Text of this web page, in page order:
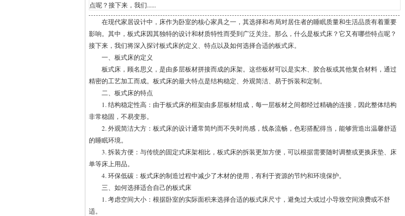
点呢？接下来，我们......
在现代家居设计中，床作为卧室的核心家具之一，其选择和布局对居住者的睡眠质量和生活品质有着重要
影响。其中，板式床因其独特的设计和材质特性而受到广泛关注。那么，什么是板式床？它又有哪些特点呢？
接下来，我们将深入探讨板式床的定义、特点以及如何选择合适的板式床。
一、板式床的定义
板式床，顾名思义，是由多层板材拼接而成的床架。这些板材可以是实木、胶合板或其他复合材料，通过
精密的工艺加工而成。板式床的最大特点是结构稳定、外观简洁、易于拆装和定制。
二、板式床的特点
1. 结构稳定性高：由于板式床的框架由多层板材组成，每一层板材之间都经过精确的连接，因此整体结构
非常稳固，不易变形。
2. 外观简洁大方：板式床的设计通常简约而不失时尚感，线条流畅，色彩搭配得当，能够营造出温馨舒适
的睡眠环境。
3. 拆装方便：与传统的固定式床架相比，板式床的拆装更加方便，可以根据需要随时调整或更换床垫、床
单等床上用品。
4. 环保低碳：板式床的制造过程中减少了木材的使用，有利于资源的节约和环境保护。
三、如何选择适合自己的板式床
1. 考虑空间大小：根据卧室的实际面积来选择合适的板式床尺寸，避免过大或过小导致空间浪费或不舒
适。